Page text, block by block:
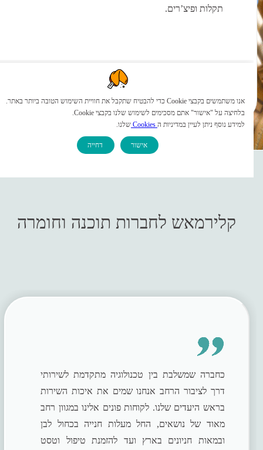
תקלות ופיצ’רים.
קלירמאש לחברות תוכנה וחומרה
כחברה שמשלבת בין טכנולוגיה מתקדמת לשירותי
דרך לציבור הרחב אנחנו שמים את איכות השירות
בראש היעדים שלנו. לקוחות פונים אלינו במגוון רחב
מאוד של נושאים, החל מעלות חנייה בכחול לבן
ובמאות חניונים בארץ ועד להזמנת טיפול וטסט
אנו משתמשים בקבצי Cookie כדי להבטיח שתקבל את חוויית השימוש הטובה ביותר באתר.
בלחיצה על "אישור" אתם מסכימים לשימוש שלנו בקבצי Cookie.
למידע נוסף ניתן לעיין במדיניות הCookies שלנו.
אישור דחייה